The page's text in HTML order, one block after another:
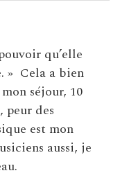
qu’elle
» Cela a bien
séjour, 10
peur des
est mon
aussi, je